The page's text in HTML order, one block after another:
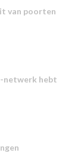
van poorten
netwerk hebt